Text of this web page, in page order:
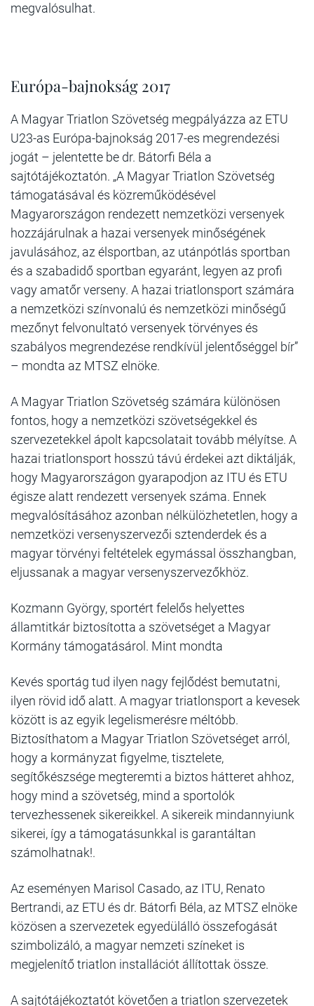
megvalósulhat.
Európa-bajnokság 2017
A Magyar Triatlon Szövetség megpályázza az ETU
U23-as Európa-bajnokság 2017-es megrendezési
jogát – jelentette be dr. Bátorfi Béla a
sajtótájékoztatón. „A Magyar Triatlon Szövetség
támogatásával és közreműködésével
Magyarországon rendezett nemzetközi versenyek
hozzájárulnak a hazai versenyek minőségének
javulásához, az élsportban, az utánpótlás sportban
és a szabadidő sportban egyaránt, legyen az profi
vagy amatőr verseny. A hazai triatlonsport számára
a nemzetközi színvonalú és nemzetközi minőségű
mezőnyt felvonultató versenyek törvényes és
szabályos megrendezése rendkívül jelentőséggel bír”
– mondta az MTSZ elnöke.
A Magyar Triatlon Szövetség számára különösen
fontos, hogy a nemzetközi szövetségekkel és
szervezetekkel ápolt kapcsolatait tovább mélyítse. A
hazai triatlonsport hosszú távú érdekei azt diktálják,
hogy Magyarországon gyarapodjon az ITU és ETU
égisze alatt rendezett versenyek száma. Ennek
megvalósításához azonban nélkülözhetetlen, hogy a
nemzetközi versenyszervezői sztenderdek és a
magyar törvényi feltételek egymással összhangban,
eljussanak a magyar versenyszervezőkhöz.
Kozmann György, sportért felelős helyettes
államtitkár biztosította a szövetséget a Magyar
Kormány támogatásárol. Mint mondta
Kevés sportág tud ilyen nagy fejlődést bemutatni,
ilyen rövid idő alatt. A magyar triatlonsport a kevesek
között is az egyik legelismerésre méltóbb.
Biztosíthatom a Magyar Triatlon Szövetséget arról,
hogy a kormányzat figyelme, tisztelete,
segítőkészsége megteremti a biztos hátteret ahhoz,
hogy mind a szövetség, mind a sportolók
tervezhessenek sikereikkel. A sikereik mindannyiunk
sikerei, így a támogatásunkkal is garantáltan
számolhatnak!.
Az eseményen Marisol Casado, az ITU, Renato
Bertrandi, az ETU és dr. Bátorfi Béla, az MTSZ elnöke
közösen a szervezetek egyedülálló összefogását
szimbolizáló, a magyar nemzeti színeket is
megjelenítő triatlon installációt állítottak össze.
A sajtótájékoztatót követően a triatlon szervezetek